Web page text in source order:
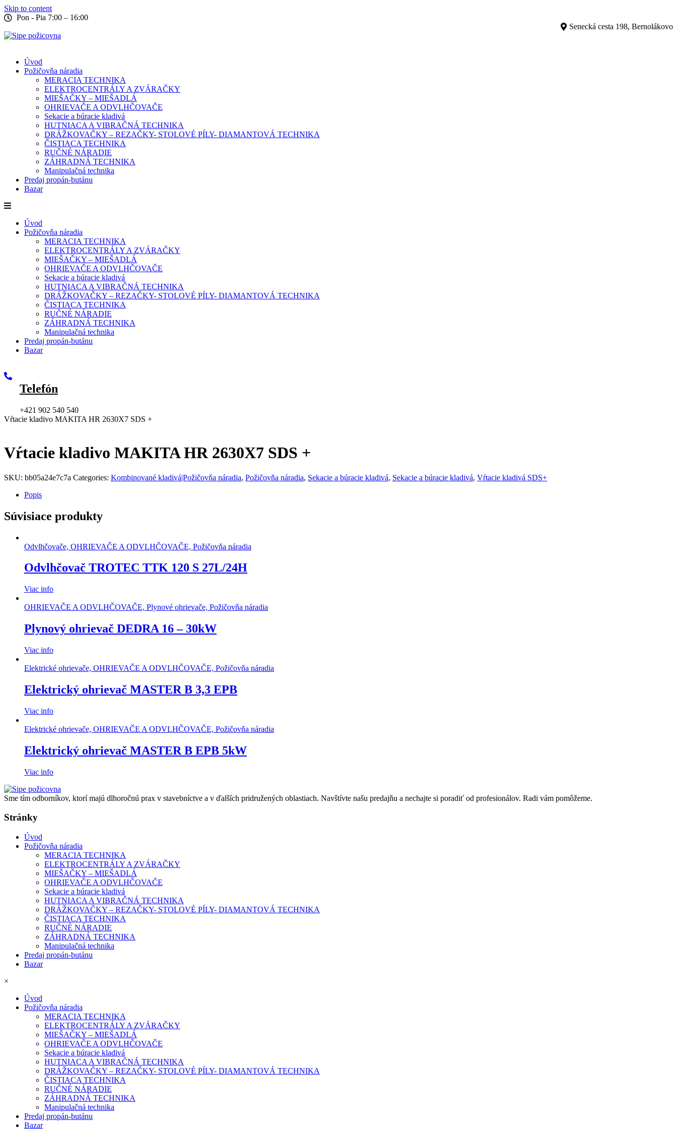
Skip to content
Pon - Pia 7:00 – 16:00
Senecká cesta 198, Bernolákovo
Úvod
Požičovňa náradia
MERACIA TECHNIKA
ELEKTROCENTRÁLY A ZVÁRAČKY
MIEŠAČKY – MIEŠADLÁ
OHRIEVAČE A ODVLHČOVAČE
Sekacie a búracie kladivá
HUTNIACA A VIBRAČNÁ TECHNIKA
DRÁŽKOVAČKY – REZAČKY- STOLOVÉ PÍLY- DIAMANTOVÁ TECHNIKA
ČISTIACA TECHNIKA
RUČNÉ NÁRADIE
ZÁHRADNÁ TECHNIKA
Manipulačná technika
Predaj propán-butánu
Bazar
Úvod
Požičovňa náradia
MERACIA TECHNIKA
ELEKTROCENTRÁLY A ZVÁRAČKY
MIEŠAČKY – MIEŠADLÁ
OHRIEVAČE A ODVLHČOVAČE
Sekacie a búracie kladivá
HUTNIACA A VIBRAČNÁ TECHNIKA
DRÁŽKOVAČKY – REZAČKY- STOLOVÉ PÍLY- DIAMANTOVÁ TECHNIKA
ČISTIACA TECHNIKA
RUČNÉ NÁRADIE
ZÁHRADNÁ TECHNIKA
Manipulačná technika
Predaj propán-butánu
Bazar
Telefón
+421 902 540 540
Vŕtacie kladivo MAKITA HR 2630X7 SDS +
Vŕtacie kladivo MAKITA HR 2630X7 SDS +
SKU: bb05a24e7c7a Categories: Kombinované kladivá|Požičovňa náradia, Požičovňa náradia, Sekacie a búracie kladivá, Sekacie a búracie kladivá, Vŕtacie kladivá SDS+
Popis
Súvisiace produkty
Odvlhčovače, OHRIEVAČE A ODVLHČOVAČE, Požičovňa náradia
Odvlhčovač TROTEC TTK 120 S 27L/24H
Viac info
OHRIEVAČE A ODVLHČOVAČE, Plynové ohrievače, Požičovňa náradia
Plynový ohrievač DEDRA 16 – 30kW
Viac info
Elektrické ohrievače, OHRIEVAČE A ODVLHČOVAČE, Požičovňa náradia
Elektrický ohrievač MASTER B 3,3 EPB
Viac info
Elektrické ohrievače, OHRIEVAČE A ODVLHČOVAČE, Požičovňa náradia
Elektrický ohrievač MASTER B EPB 5kW
Viac info
Sme tím odborníkov, ktorí majú dlhoročnú prax v stavebníctve a v ďalších pridružených oblastiach. Navštívte našu predajňu a nechajte si poradiť od profesionálov. Radi vám pomôžeme.
Stránky
Úvod
Požičovňa náradia
MERACIA TECHNIKA
ELEKTROCENTRÁLY A ZVÁRAČKY
MIEŠAČKY – MIEŠADLÁ
OHRIEVAČE A ODVLHČOVAČE
Sekacie a búracie kladivá
HUTNIACA A VIBRAČNÁ TECHNIKA
DRÁŽKOVAČKY – REZAČKY- STOLOVÉ PÍLY- DIAMANTOVÁ TECHNIKA
ČISTIACA TECHNIKA
RUČNÉ NÁRADIE
ZÁHRADNÁ TECHNIKA
Manipulačná technika
Predaj propán-butánu
Bazar
×
Úvod
Požičovňa náradia
MERACIA TECHNIKA
ELEKTROCENTRÁLY A ZVÁRAČKY
MIEŠAČKY – MIEŠADLÁ
OHRIEVAČE A ODVLHČOVAČE
Sekacie a búracie kladivá
HUTNIACA A VIBRAČNÁ TECHNIKA
DRÁŽKOVAČKY – REZAČKY- STOLOVÉ PÍLY- DIAMANTOVÁ TECHNIKA
ČISTIACA TECHNIKA
RUČNÉ NÁRADIE
ZÁHRADNÁ TECHNIKA
Manipulačná technika
Predaj propán-butánu
Bazar